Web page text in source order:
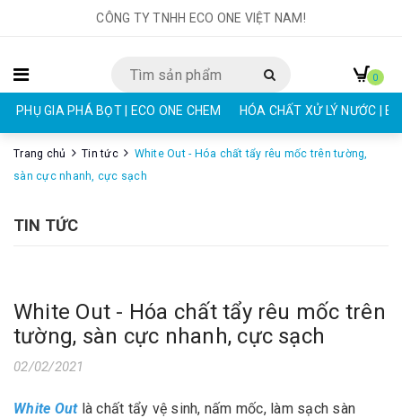
CÔNG TY TNHH ECO ONE VIỆT NAM!
PHỤ GIA PHÁ BỌT | ECO ONE CHEM HÓA CHẤT XỬ LÝ NƯỚC |
0
Trang chủ Tin tức
White Out - Hóa chất tẩy rêu mốc trên tường,
sàn cực nhanh, cực sạch
TIN TỨC
White Out - Hóa chất tẩy rêu mốc trên
tường, sàn cực nhanh, cực sạch
02/02/2021
White Outlà chất tẩy vệ sinh, nấm mốc, làm sạch sàn